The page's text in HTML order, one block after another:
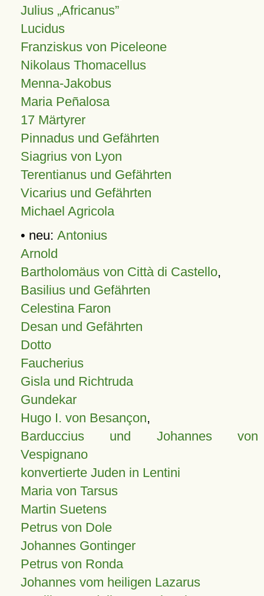
Julius Africanus
Lucidus
Franziskus von Piceleone
Nikolaus Thomacellus
Menna-Jakobus
Maria Peñalosa
17 Märtyrer
Pinnadus und Gefährten
Siagrius von Lyon
Terentianus und Gefährten
Vicarius und Gefährten
Michael Agricola
• neu: Antonius
Arnold
Bartholomäus von Città di Castello,
Basilius und Gefährten
Celestina Faron
Desan und Gefährten
Dotto
Faucherius
Gisla und Richtruda
Gundekar
Hugo I. von Besançon,
Barduccius und Johannes von
Vespignano
konvertierte Juden in Lentini
Maria von Tarsus
Martin Suetens
Petrus von Dole
Johannes Gontinger
Petrus von Ronda
Johannes vom heiligen Lazarus